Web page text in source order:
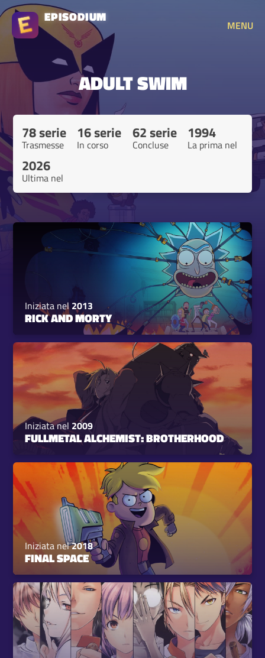
EPISODIUM
MENU
ADULT SWIM
78 serie
Trasmesse
16 serie
In corso
62 serie
Concluse
1994
La prima nel
2026
Ultima nel
Iniziata nel 2013
RICK AND MORTY
Iniziata nel 2009
FULLMETAL ALCHEMIST: BROTHERHOOD
Iniziata nel2018
FINAL SPACE